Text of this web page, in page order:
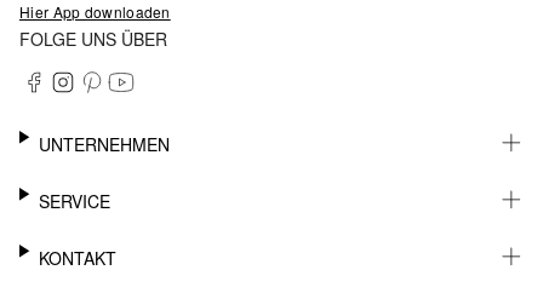
Hier App downloaden
FOLGE UNS ÜBER
UNTERNEHMEN
KARRIERE
BARRIEREFREIHEIT
SERVICE
WHATSAPP
KONTAKT